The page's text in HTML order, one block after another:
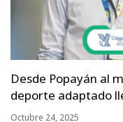
Desde Popayán al
deporte adaptado
Octubre 24, 2025